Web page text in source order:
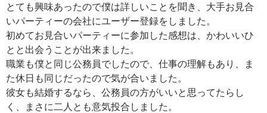
とても興味あったので僕は詳しいことを聞き、大手お見合
いパーティーの会社にユーザー登録をしました。
初めてお見合いパーティーに参加した感想は、かわいいひ
とと出会うことが出来ました。
職業も僕と同じ公務員でしたので、仕事の理解もあり、ま
た休日も同じだったので気が合いました。
彼女も結婚するなら、公務員の方がいいと思ってたらし
く、まさに二人とも意気投合しました。